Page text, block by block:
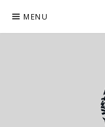
content
MENU